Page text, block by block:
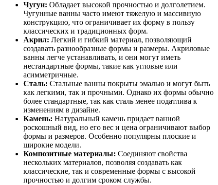
Чугун: Обладает высокой прочностью и долголетием.
Чугунные ванны часто имеют тяжелую и массивную
конструкцию, что ограничивает их форму в пользу
классических и традиционных форм.
Акрил: Легкий и гибкий материал, позволяющий
создавать разнообразные формы и размеры. Акриловые
ванны легче устанавливать, и они могут иметь
нестандартные формы, такие как угловые или
асимметричные.
Сталь: Стальные ванны покрыты эмалью и могут быть
как легкими, так и прочными. Однако их формы обычно
более стандартные, так как сталь менее податлива к
изменениям в дизайне.
Камень: Натуральный камень придает ванной
роскошный вид, но его вес и цена ограничивают выбор
формы и размеров. Особенно популярны плоские и
широкие модели.
Композитные материалы: Соединяют свойства
нескольких материалов, позволяя создавать как
классические, так и современные формы с высокой
прочностью и долгим сроком службы.